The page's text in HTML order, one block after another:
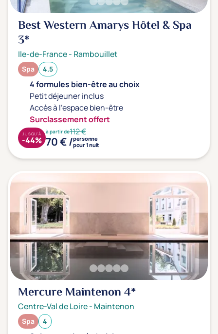
Best Western Amarys Hôtel & Spa
3*
Ile-de-France- Rambouillet
Spa 4.5
4 formules bien-être au choix
Petit déjeuner inclus
Accès à l'espace bien-être
Surclassement offert
à partir de112 €
70 € /personne
pour 1 nuit
JUSQU'À
-44%
Mercure Maintenon4*
Centre-Val de Loire- Maintenon
Spa 4